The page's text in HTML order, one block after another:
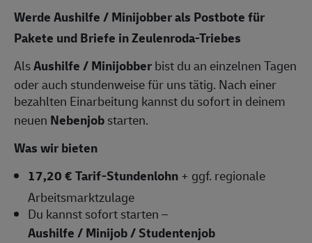
Werde Aushilfe / Minijobber als Postbote für
Pakete und Briefe in Zeulenroda-Triebes
AlsAushilfe / Minijobberbist du an einzelnen Tagen
oder auch stundenweise für uns tätig. Nach einer
bezahlten Einarbeitung kannst du sofort in deinem
neuen Nebenjobstarten.
Was wir bieten
17,20 € Tarif-Stundenlohn+ ggf. regionale
Arbeitsmarktzulage
Du kannst sofort starten –
Aushilfe / Minijob / Studentenjob